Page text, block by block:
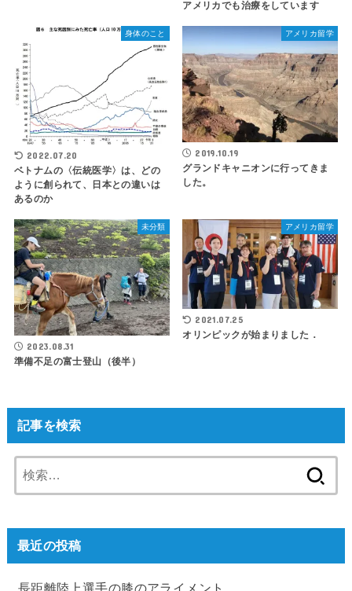
アメリカでも治療をしています
身体のこと
2022.07.20
ベトナムの〈伝統医学〉は、どの
ように創られて、日本との違いは
あるのか
アメリカ留学
2019.10.19
グランドキャニオンに行ってきま
した。
未分類
2023.08.31
準備不足の富士登山（後半）
アメリカ留学
2021.07.25
オリンピックが始まりました．
記事を検索
索:
最近の投稿